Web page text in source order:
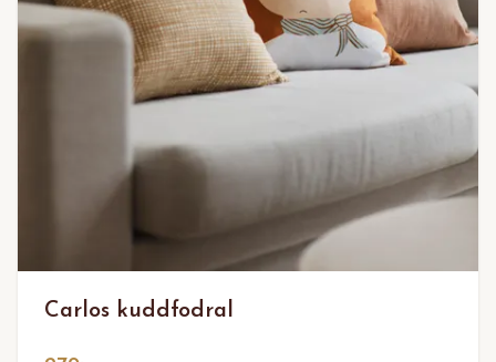
Carlos kuddfodral